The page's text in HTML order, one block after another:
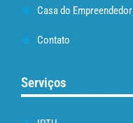
Casa do Empreendedor
Contato
Serviços